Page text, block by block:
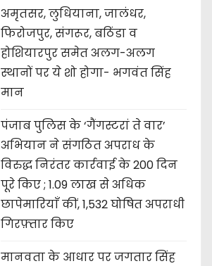
अमृतसर, लुधियाना, जालंधर,
फिरोजपुर, संगरूर, बठिंडा व
होशियारपुर समेत अलग-अलग
स्थानों पर ये शो होगा- भगवंत सिंह
मान
पंजाब पुलिस के ‘गैंगस्टरां ते वार’
अभियान ने संगठित अपराध के
विरुद्ध निरंतर कार्रवाई के 200 दिन
पूरे किए ; 1.09 लाख से अधिक
छापेमारियाँ कीं, 1,532 घोषित अपराधी
गिरफ़्तार किए
मानवता के आधार पर जगतार सिंह